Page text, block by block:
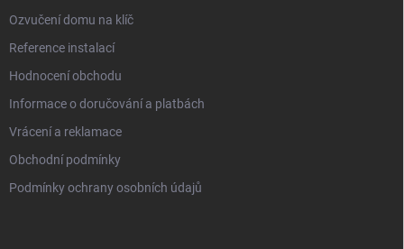
Ozvučení domu na klíč
Reference instalací
Hodnocení obchodu
Informace o doručování a platbách
Vrácení a reklamace
Obchodní podmínky
Podmínky ochrany osobních údajů